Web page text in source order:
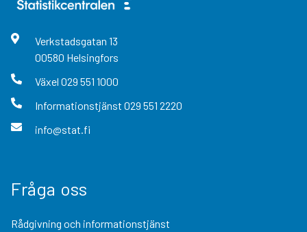
Verkstadsgatan 13
00580 Helsingfors
Växel 029 551 1000
Informationstjänst 029 551 2220
info@stat.fi
Fråga oss
Rådgivning och informationstjänst